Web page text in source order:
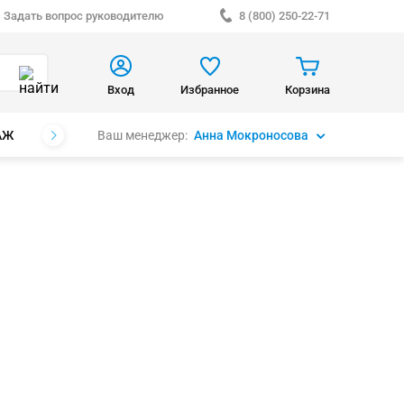
Задать вопрос руководителю 8 (800) 250-22-71
Вход Избранное Корзина
БРЕНДЫВаш менеджер: Анна Мокроносова